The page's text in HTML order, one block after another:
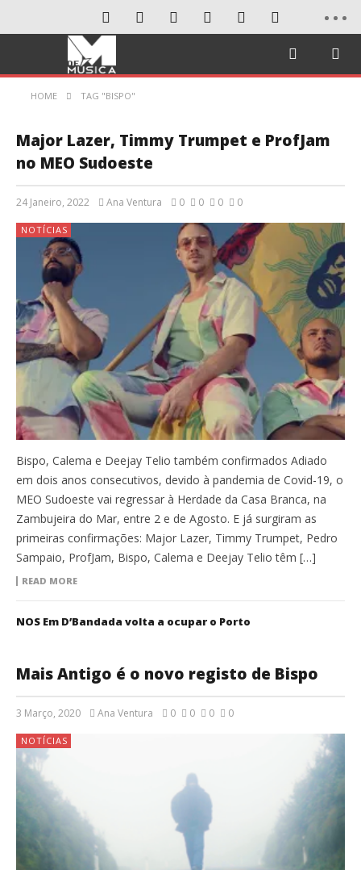
HOME TAG "BISPO"
Major Lazer, Timmy Trumpet e ProfJam
no MEO Sudoeste
24 Janeiro, 2022 Ana Ventura 0 0 0 0
NOTÍCIAS
Bispo, Calema e Deejay Telio também confirmados Adiado
em dois anos consecutivos, devido à pandemia de Covid-19, o
MEO Sudoeste vai regressar à Herdade da Casa Branca, na
Zambujeira do Mar, entre 2 e de Agosto. E já surgiram as
primeiras confirmações: Major Lazer, Timmy Trumpet, Pedro
Sampaio, ProfJam, Bispo, Calema e Deejay Telio têm […]
READ MORE
NOS Em D’Bandada volta a ocupar o Porto
Mais Antigo é o novo registo de Bispo
3 Março, 2020 Ana Ventura 0 0 0 0
NOTÍCIAS